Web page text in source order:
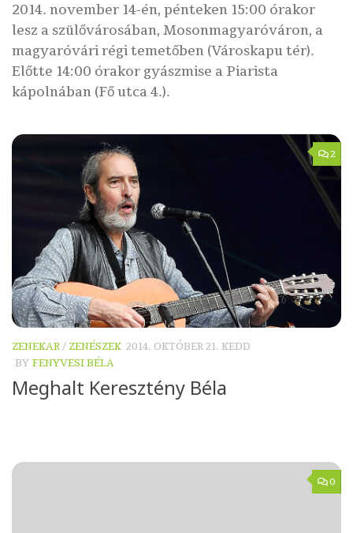
2014. november 14-én, pénteken 15:00 órakor
lesz a szülővárosában, Mosonmagyaróváron, a
magyaróvári régi temetőben (Városkapu tér).
Előtte 14:00 órakor gyászmise a Piarista
kápolnában (Fő utca 4.).
2
ZENEKAR/ ZENÉSZEK 2014. OKTÓBER 21. KEDD
BY FENYVESI BÉLA
Meghalt Keresztény Béla
0